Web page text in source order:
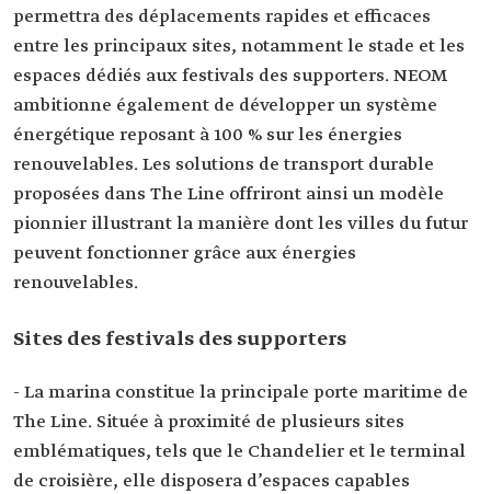
permettra des déplacements rapides et efficaces
entre les principaux sites, notamment le stade et les
espaces dédiés aux festivals des supporters. NEOM
ambitionne également de développer un système
énergétique reposant à 100 % sur les énergies
renouvelables. Les solutions de transport durable
proposées dans The Line offriront ainsi un modèle
pionnier illustrant la manière dont les villes du futur
peuvent fonctionner grâce aux énergies
renouvelables.
Sites des festivals des supporters
- La marina constitue la principale porte maritime de
The Line. Située à proximité de plusieurs sites
emblématiques, tels que le Chandelier et le terminal
de croisière, elle disposera d’espaces capables